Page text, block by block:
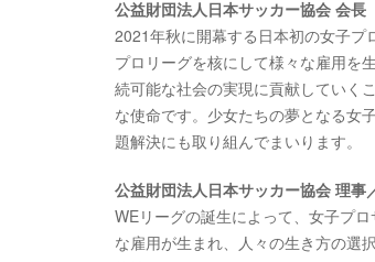
公益財団法人日本サッカー協会 会
2021年秋に開幕する日本初の女子
プロリーグを核にして様々な雇用を
続可能な社会の実現に貢献していく
な使命です。少女たちの夢となる女
題解決にも取り組んでまいります。
公益財団法人日本サッカー協会 理
WEリーグの誕生によって、女子プ
な雇用が生まれ、人々の生き方の選